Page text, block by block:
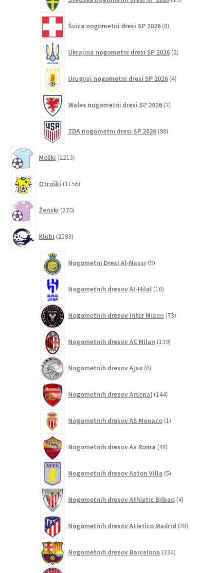
izdelkov
Švica nogometni dresi SP 2026 8izdelkov
Ukrajina nogometni dresi SP 2026 2izdelka
Urugvaj nogometni dresi SP 2026 4izdelki
Wales nogometni dresi SP 2026 2izdelka
ZDA nogometni dresi SP 2026 98izdelkov
Moški 2213izdelkov
Otroški 1156izdelkov
Ženski 270izdelkov
Klubi 2593izdelkov
Nogometni Dresi Al-Nassr 9izdelkov
Nogometnih dresov Al-Hilal 10izdelkov
Nogometnih dresov Inter Miami 73izdelkov
Nogometnih dresov AC Milan 139izdelkov
Nogometnih dresov Ajax 6izdelkov
Nogometnih dresov Arsenal 144izdelkov
Nogometnih dresov AS Monaco 1izdelek
Nogometnih dresov As Roma 48izdelkov
Nogometnih dresov Aston Villa 5izdelkov
Nogometnih dresov Athletic Bilbao 4izdelki
Nogometnih dresov Atletico Madrid 28izdelkov
Nogometnih dresov Barcelona 334izdelkov